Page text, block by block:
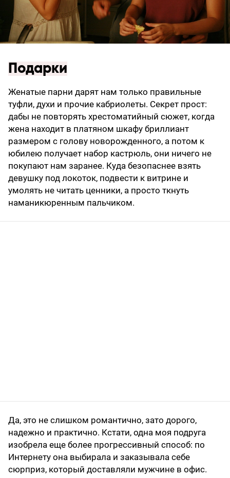
Подарки
Женатые парни дарят нам только правильные
туфли, духи и прочие кабриолеты. Секрет прост:
дабы не повторять хрестоматийный сюжет, когда
жена находит в платяном шкафу бриллиант
размером с голову новорожденного, а потом к
юбилею получает набор кастрюль, они ничего не
покупают нам заранее. Куда безопаснее взять
девушку под локоток, подвести к витрине и
умолять не читать ценники, а просто ткнуть
наманикюренным пальчиком.
Да, это не слишком романтично, зато дорого,
надежно и практично. Кстати, одна моя подруга
изобрела еще более прогрессивный способ: по
Интернету она выбирала и заказывала себе
сюрприз, который доставляли мужчине в офис.